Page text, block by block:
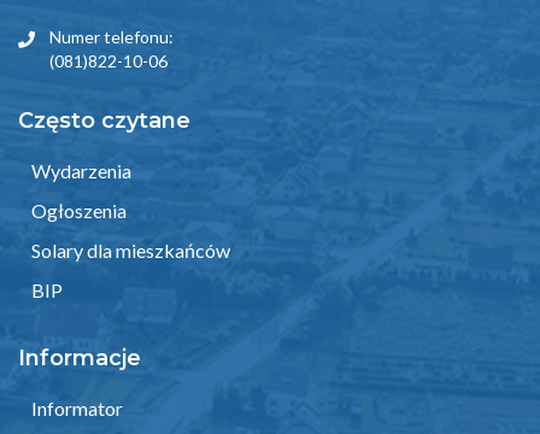
Numer telefonu:
(081)822-10-06
Często czytane
Wydarzenia
Ogłoszenia
Solary dla mieszkańców
BIP
Informacje
Informator